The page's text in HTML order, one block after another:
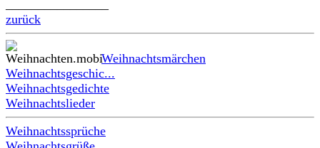
zurück
Weihnachtsmärchen
Weihnachtsgeschic...
Weihnachtsgedichte
Weihnachtslieder
Weihnachtssprüche